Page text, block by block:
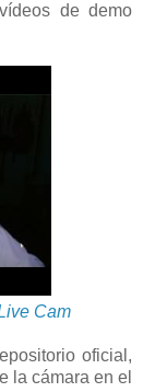
de demo
Cam
oficial,
la cámara en el